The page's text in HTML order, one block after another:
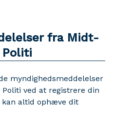
fra Midt-
Politi
myndighedsmeddelelser
ved at registrere din
kan altid ophæve dit